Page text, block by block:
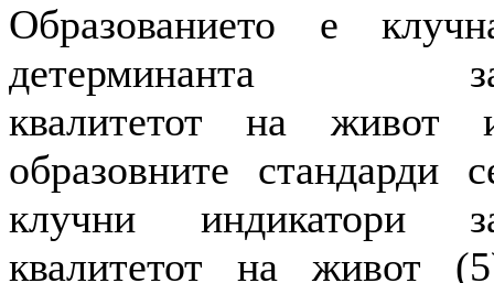
Образованието е
детерминанта
квалитетот на живот
образовните стандарди
клучни индикатори
квалитетот на живот